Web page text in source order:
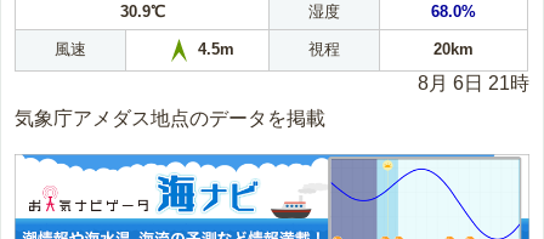
30.9℃ 湿度 68.0%
風速 4.5m 視程 20km
8月 6日 21時
気象庁アメダス地点のデータを掲載